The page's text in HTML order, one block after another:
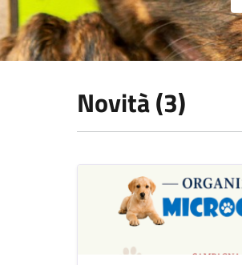
Novità (3)